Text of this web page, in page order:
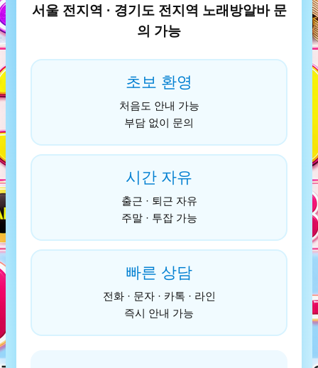
서울 전지역 · 경기도 전지역 노래방알바 문
의 가능
초보 환영
처음도 안내 가능
부담 없이 문의
시간 자유
출근 · 퇴근 자유
주말 · 투잡 가능
빠른 상담
전화 · 문자 · 카톡 · 라인
즉시 안내 가능